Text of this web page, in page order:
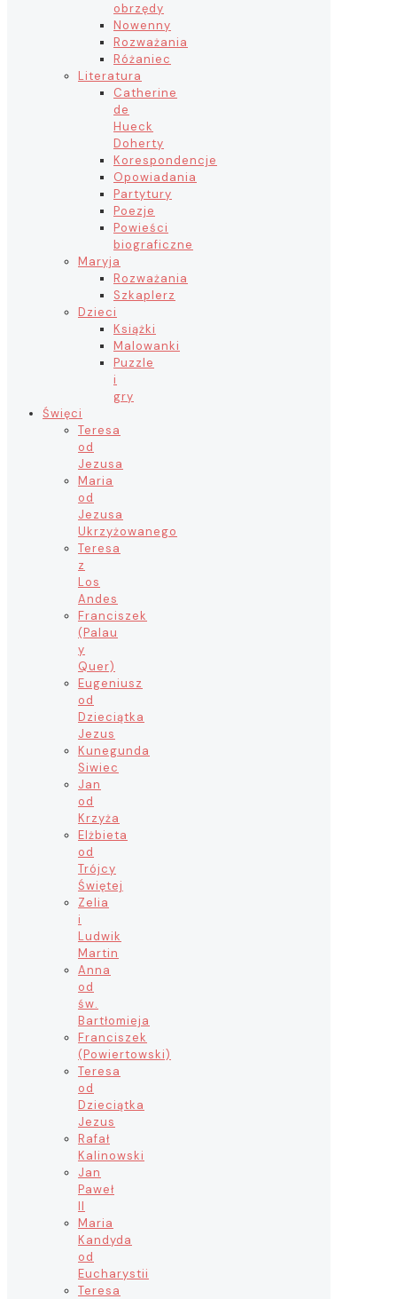
obrzędy
Nowenny
Rozważania
Różaniec
Literatura
Catherine
de
Hueck
Doherty
Korespondencje
Opowiadania
Partytury
Poezje
Powieści
biograficzne
Maryja
Rozważania
Szkaplerz
Dzieci
Książki
Malowanki
Puzzle
i
gry
Święci
Teresa
od
Jezusa
Maria
od
Jezusa
Ukrzyżowanego
Teresa
z
Los
Andes
Franciszek
(Palau
y
Quer)
Eugeniusz
od
Dzieciątka
Jezus
Kunegunda
Siwiec
Jan
od
Krzyża
Elżbieta
od
Trójcy
Świętej
Zelia
i
Ludwik
Martin
Anna
od
św.
Bartłomieja
Franciszek
(Powiertowski)
Teresa
od
Dzieciątka
Jezus
Rafał
Kalinowski
Jan
Paweł
II
Maria
Kandyda
od
Eucharystii
Teresa